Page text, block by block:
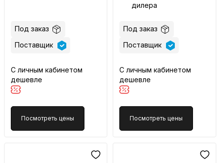
Под заказ
Поставщик
С личным кабинетом
дешевле
Посмотреть цены
дилера
Под заказ
Поставщик
С личным кабинетом
дешевле
Посмотреть цены